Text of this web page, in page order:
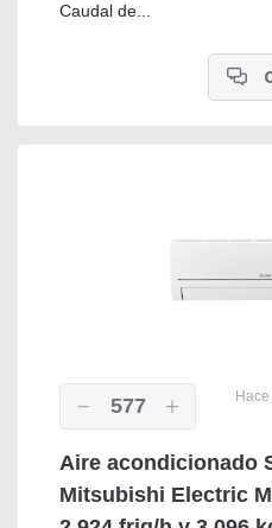
Caudal de...
577
Aire acondicionado
Mitsubishi Electric